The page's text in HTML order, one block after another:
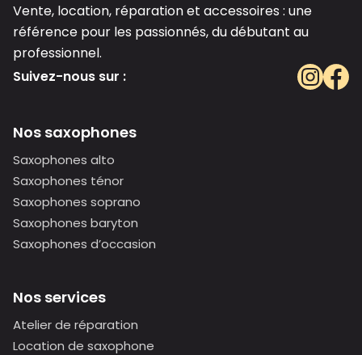
Vente, location, réparation et accessoires : une
référence pour les passionnés, du débutant au
professionnel.
Suivez-nous sur :
Nos saxophones
Saxophones alto
Saxophones ténor
Saxophones soprano
Saxophones baryton
Saxophones d’occasion
Nos services
Atelier de réparation
Location de saxophone